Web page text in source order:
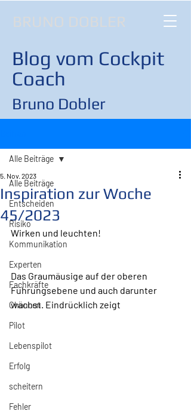
BRUNO DOBLER
Blog vom Cockpit
Coach
Bruno Dobler
Alle Beiträge
Entscheiden
Risiko
Kommunikation
Experten
Fachkräfte
Chancen
Pilot
Lebenspilot
Erfolg
scheitern
Fehler
Alle Beiträge
Inspiration zur Woche
45/2023
5. Nov. 2023
Wirken und leuchten!
Das Graumäusige auf der oberen
Führungsebene und auch darunter
wächst. Eindrücklich zeigt